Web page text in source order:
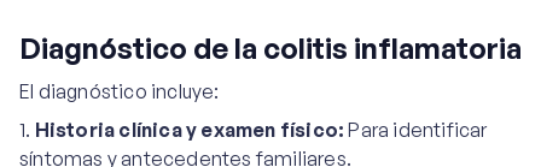
Diagnóstico de la colitis inflamatoria
El diagnóstico incluye:
Historia clínica y examen físico: Para identificar
síntomas y antecedentes familiares.